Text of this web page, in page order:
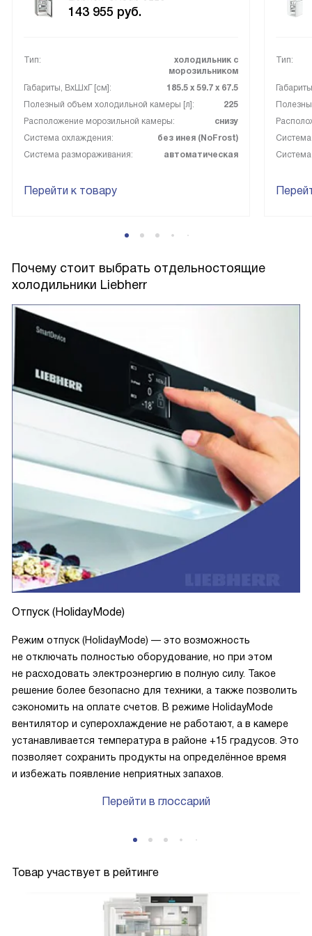
позволяет увеличить объем морозильной камеры, что
очень удобно для хранения больших продуктов или
Автономное сохранение холода на 24 часа - это просто
спасение в случае отключения электроэнергии.
В общем, я очень доволен этой покупкой. Она полностью
оправдала мои ожидания и даже больше. Ни разу не
пожалел о своем выборе.
143 955 руб.
Тип:
холодильник с
морозильником
Габариты, ВxШxГ [см]:
185.5 х 59.7 х 67.5
Полезный объем холодильной камеры [л]:
225
Расположение морозильной камеры:
снизу
Система охлаждения:
без инея (NoFrost)
Система размораживания:
автоматическая
Перейти к товару
Тип:
Почему стоит выбрать отдельностоящие
холодильники Liebherr
Отпуск (HolidayMode)
Режим отпуск (HolidayMode) — это возможность
не отключать полностью оборудование, но при этом
не расходовать электроэнергию в полную силу. Такое
решение более безопасно для техники, а также позволить
сэкономить на оплате счетов. В режиме HolidayMode
вентилятор и суперохлаждение не работают, а в камере
устанавливается температура в районе +15 градусов. Это
позволяет сохранить продукты на определённое время
и избежать появление неприятных запахов.
Перейти в глоссарий
Товар участвует в рейтинге